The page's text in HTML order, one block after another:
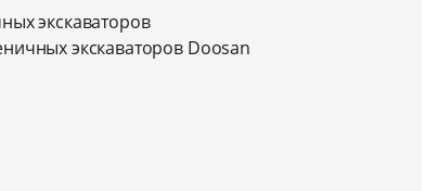
экскаваторов
экскаваторов Doosan